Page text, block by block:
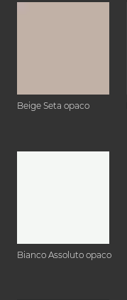
Beige Seta opaco
Bianco Assoluto opaco